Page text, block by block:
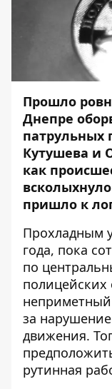
Прошло
Днепре
патрульных
Кутушева и
как
пришло к
Прохладным
года, пока
по
неприметный
за
движения.
рутинная